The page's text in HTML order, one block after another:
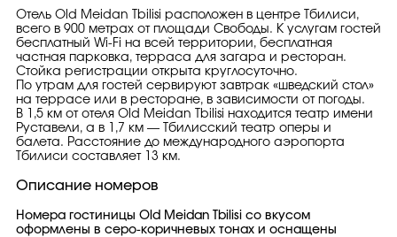
Отель Old Meidan Tbilisi расположен в центре Тбилиси,
всего в 900 метрах от площади Свободы. К услугам гостей
бесплатный Wi-Fi на всей территории, бесплатная
частная парковка, терраса для загара и ресторан.
Стойка регистрации открыта круглосуточно.
По утрам для гостей сервируют завтрак «шведский стол»
на террасе или в ресторане, в зависимости от погоды.
В 1,5 км от отеля Old Meidan Tbilisi находится театр имени
Руставели, а в 1,7 км — Тбилисский театр оперы и
балета. Расстояние до международного аэропорта
Тбилиси составляет 13 км.
Описание номеров
Номера гостиницы Old Meidan Tbilisi со вкусом
оформлены в серо-коричневых тонах и оснащены